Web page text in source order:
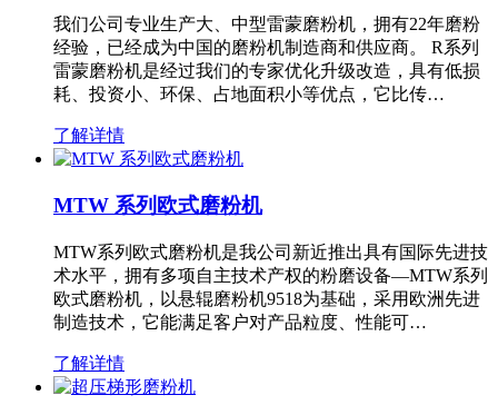
我们公司专业生产大、中型雷蒙磨粉机，拥有22年磨粉
经验，已经成为中国的磨粉机制造商和供应商。 R系列
雷蒙磨粉机是经过我们的专家优化升级改造，具有低损
耗、投资小、环保、占地面积小等优点，它比传…
了解详情
MTW 系列欧式磨粉机
MTW系列欧式磨粉机是我公司新近推出具有国际先进技
术水平，拥有多项自主技术产权的粉磨设备—MTW系列
欧式磨粉机，以悬辊磨粉机9518为基础，采用欧洲先进
制造技术，它能满足客户对产品粒度、性能可…
了解详情